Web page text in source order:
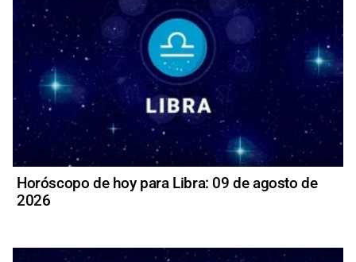
Horóscopo de hoy para Libra: 09 de agosto de
2026